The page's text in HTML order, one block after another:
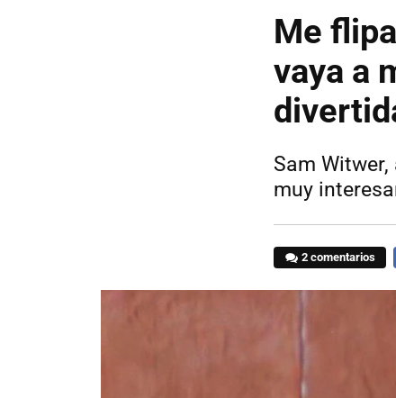
Me
vaya a
Sam
muy
2 comentarios